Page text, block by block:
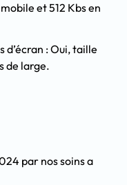
et 512 Kbs en
: Oui, taille
de large.
par nos soins a